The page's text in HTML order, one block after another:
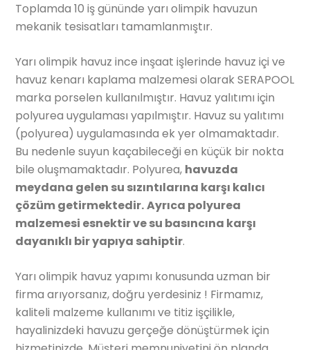
Toplamda 10 iş gününde yarı olimpik havuzun
mekanik tesisatları tamamlanmıştır.
Yarı olimpik havuz ince inşaat işlerinde havuz içi ve
havuz kenarı kaplama malzemesi olarak SERAPOOL
marka porselen kullanılmıştır. Havuz yalıtımı için
polyurea uygulaması yapılmıştır. Havuz su yalıtımı
(polyurea) uygulamasında ek yer olmamaktadır.
Bu nedenle suyun kaçabileceği en küçük bir nokta
bile oluşmamaktadır. Polyurea, havuzda
meydana gelen su sızıntılarına karşı kalıcı
çözüm getirmektedir.Ayrıca polyurea
malzemesi esnektir ve su basıncına karşı
dayanıklı bir yapıya sahiptir.
Yarı olimpik havuz yapımı konusunda uzman bir
firma arıyorsanız, doğru yerdesiniz ! Firmamız,
kaliteli malzeme kullanımı ve titiz işçilikle,
hayalinizdeki havuzu gerçeğe dönüştürmek için